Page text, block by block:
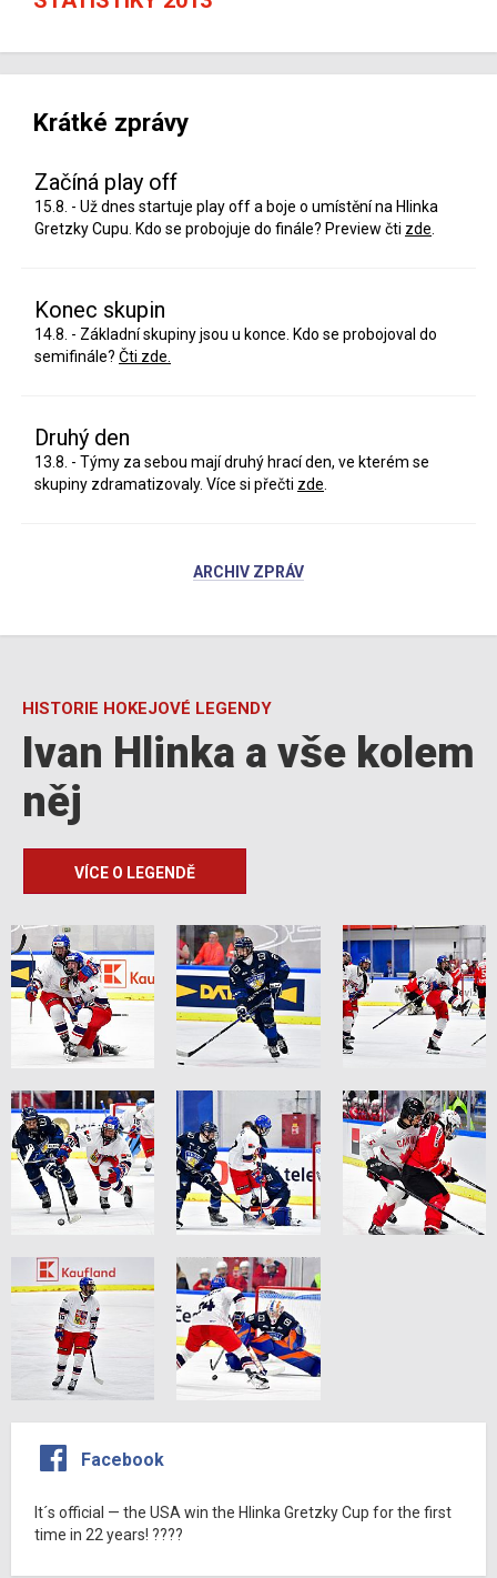
Krátké zprávy
Začíná play off
15.8. - Už dnes startuje play off a boje o umístění na Hlinka
Gretzky Cupu. Kdo se probojuje do finále? Preview čti zde
Konec skupin
14.8. - Základní skupiny jsou u konce. Kdo se probojoval do
semifinále? Čti zde.
Druhý den
13.8. - Týmy za sebou mají druhý hrací den, ve kterém se
skupiny zdramatizovaly. Více si přečti zde
ARCHIV ZPRÁV
HISTORIE HOKEJOVÉ LEGENDY
Ivan Hlinka a vše kolem
něj
VÍCE O LEGENDĚ
Facebook
It´s official — the USA win the Hlinka Gretzky Cup for the first
time in 22 years! ????